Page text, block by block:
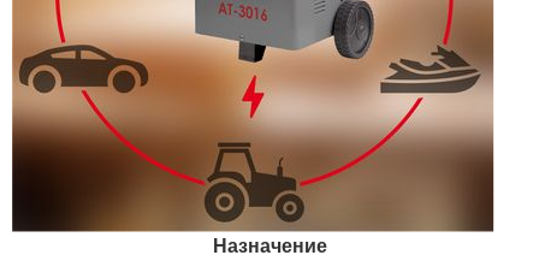
Назначение